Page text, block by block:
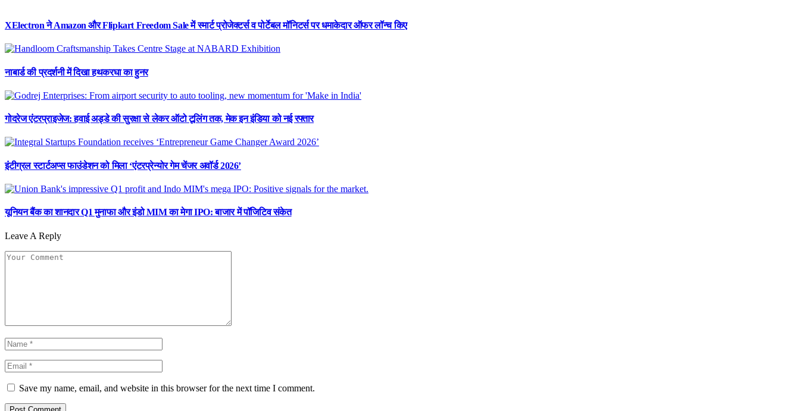
XElectron ने Amazon और Flipkart Freedom Sale में स्मार्ट प्रोजेक्टर्स व पोर्टेबल मॉनिटर्स पर धमाकेदार ऑफर लॉन्च किए
नाबार्ड की प्रदर्शनी में दिखा हथकरघा का हुनर
गोदरेज एंटरप्राइजेज: हवाई अड्डे की सुरक्षा से लेकर ऑटो टूलिंग तक, मेक इन इंडिया को नई रफ्तार
इंटीग्रल स्टार्टअप्स फाउंडेशन को मिला ‘एंटरप्रेन्योर गेम चेंजर अवॉर्ड 2026’
यूनियन बैंक का शानदार Q1 मुनाफा और इंडो MIM का मेगा IPO: बाजार में पॉजिटिव संकेत
Leave A Reply
Save my name, email, and website in this browser for the next time I comment.